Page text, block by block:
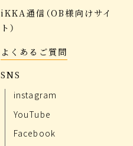
iKKA通信（OB様向けサイ
ト）
よくあるご質問
SNS
instagram
YouTube
Facebook